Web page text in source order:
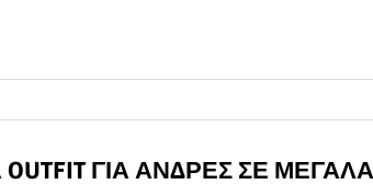
ΓΙΑ ΆΝΔΡΕΣ ΣΕ ΜΕΓΆΛΑ